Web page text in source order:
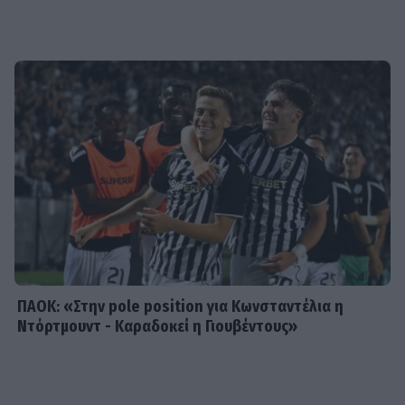
Μιχόπουλος: Η ξεχωριστή ανάρτηση
της Ευριπίδου για τα γενέθλιά του
είναι γεμάτη κοινές στιγμές τους
Συγκλονίζει η δημοσιογράφος
Ιωάννα Κουλούρη: Αναγκάστηκαν να
με δέσουν για να μη βλάψω τον
εαυτό μου
ΠΑΟΚ: «Στην pole position για Κωνσταντέλια η
Ντόρτμουντ - Καραδοκεί η Γιουβέντους»